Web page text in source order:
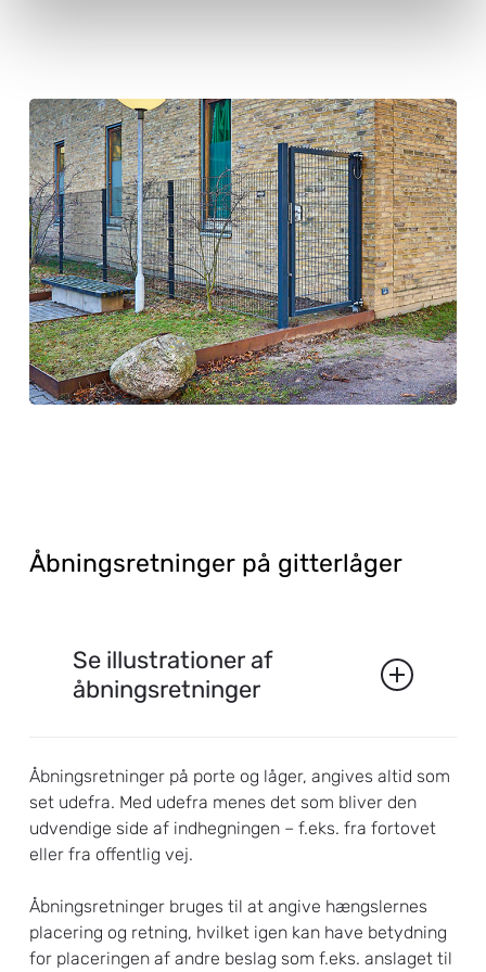
Åbningsretninger på gitterlåger
Se illustrationer af
åbningsretninger
Åbningsretninger på porte og låger, angives altid som
set udefra. Med udefra menes det som bliver den
udvendige side af indhegningen – f.eks. fra fortovet
eller fra offentlig vej.
Åbningsretninger bruges til at angive hængslernes
placering og retning, hvilket igen kan have betydning
for placeringen af andre beslag som f.eks. anslaget til